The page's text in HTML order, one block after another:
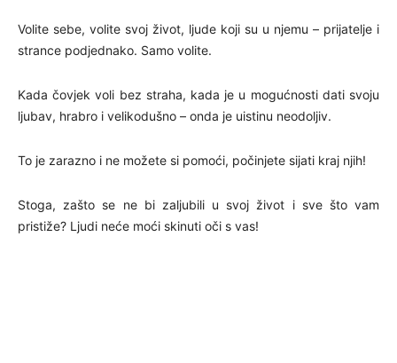
Volite sebe, volite svoj život, ljude koji su u njemu – prijatelje i
strance podjednako. Samo volite.
Kada čovjek voli bez straha, kada je u mogućnosti dati svoju
ljubav, hrabro i velikodušno – onda je uistinu neodoljiv.
To je zarazno i ne možete si pomoći, počinjete sijati kraj njih!
Stoga, zašto se ne bi zaljubili u svoj život i sve što vam
pristiže? Ljudi neće moći skinuti oči s vas!